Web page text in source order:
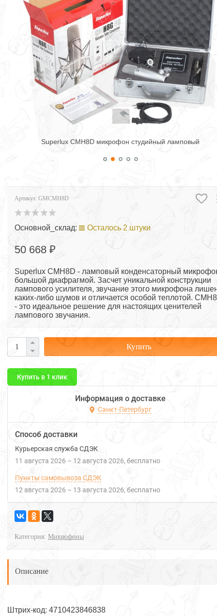
Superlux CMH8D микрофон студийный ламповый
Артикул: GMCMH8D
Основной_склад: Осталось 2 штуки
50 668 ₽
Superlux CMH8D - ламповый конденсаторный
большой диафрагмой. Засчет уникальной конструкции
лампового усилителя, звучание этого микрофона
каких-либо шумов и отличается особой теплотой.
- это идеальное решение для настоящих ценителей
лампового звучания.
Купить
Купить в 1 клик
Информация о доставке
Санкт-Петербург
Способ доставки
Курьерская служба СДЭК
11 августа 2026 – 12 августа 2026 Бесплатно
Пункты самовывоза СДЭК
12 августа 2026 – 13 августа 2026 Бесплатно
Категория: Микрофоны
Описание
Штрих-код: 4710423846838